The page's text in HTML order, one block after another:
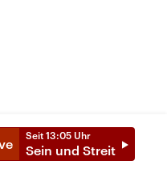
Seit 13:05 Uhr
Sein und Streit